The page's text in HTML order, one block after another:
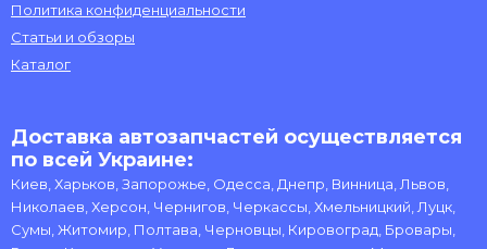
Политика конфиденциальности
Статьи и обзоры
Каталог
Доставка автозапчастей осуществляется
по всей Украине:
Киев, Харьков, Запорожье, Одесса, Днепр, Винница, Львов,
Николаев, Херсон, Чернигов, Черкассы, Хмельницкий, Луцк,
Сумы, Житомир, Полтава, Черновцы, Кировоград, Бровары,